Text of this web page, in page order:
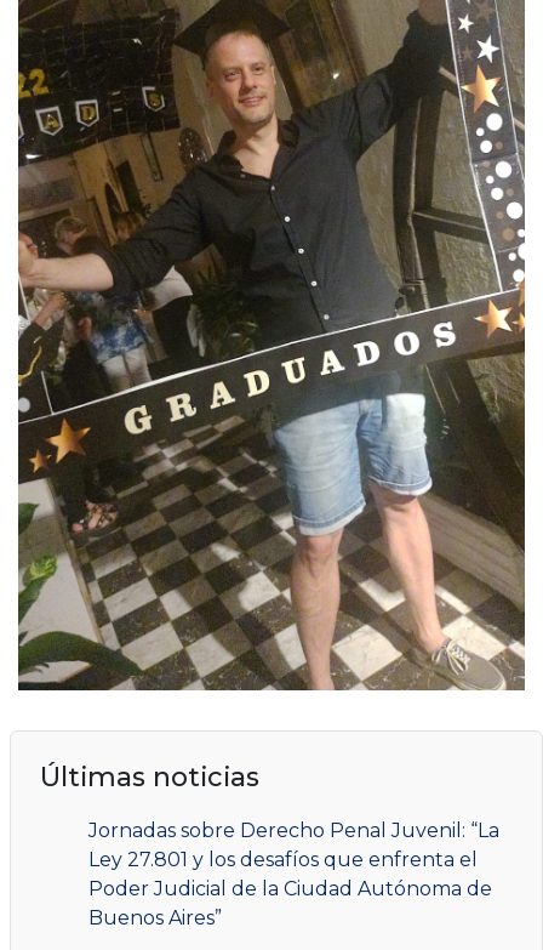
Últimas noticias
Jornadas sobre Derecho Penal Juvenil: “La
Ley 27.801 y los desafíos que enfrenta el
Poder Judicial de la Ciudad Autónoma de
Buenos Aires”